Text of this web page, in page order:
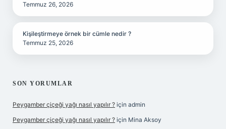
Temmuz 26, 2026
Kişileştirmeye örnek bir cümle nedir ?
Temmuz 25, 2026
SON YORUMLAR
Peygamber çiçeği yağı nasıl yapılır ? için admin
Peygamber çiçeği yağı nasıl yapılır ? için Mina Aksoy